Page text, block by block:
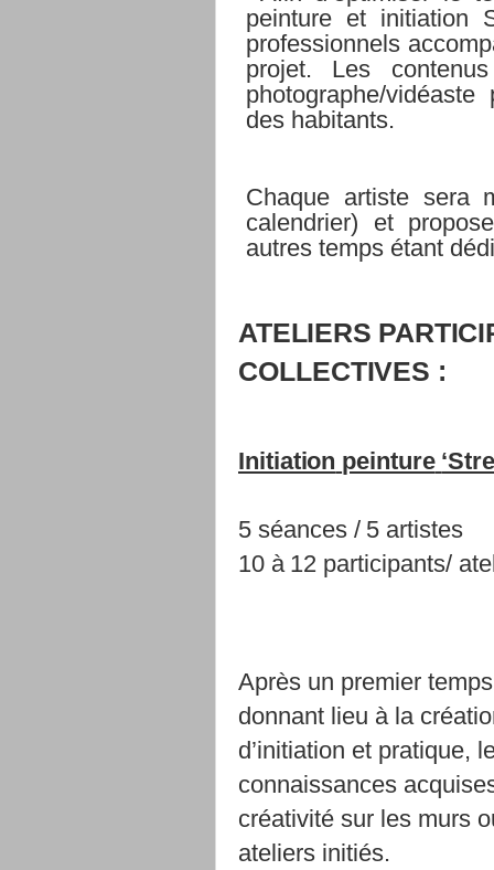
peinture et initiation
professionnels
projet. Les contenus
photographe/
des habitants.
Chaque artiste sera
calendrier) et
autres temps étant
ATELIERS
COLLECTIVES :
Initiation peinture
5 séances / 5 artistes
10 à 12 participants/
Après un premier
donnant lieu à la
d’initiation et pratique,
connaissances
créativité sur les murs
ateliers initiés.